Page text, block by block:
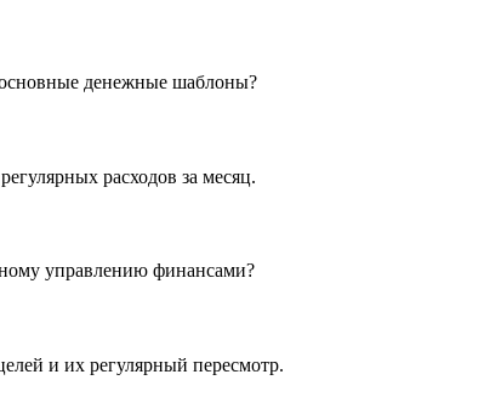
денежные шаблоны?
расходов за месяц.
управлению финансами?
и их регулярный пересмотр.